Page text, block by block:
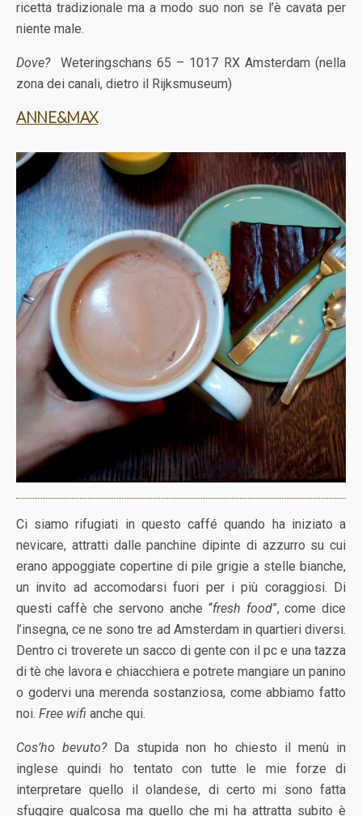
ricetta tradizionale ma a modo suo non se l’è cavata per
niente male.
Dove?
Weteringschans 65 – 1017 RX Amsterdam (nella
zona dei canali, dietro il Rijksmuseum)
ANNE&MAX
Ci siamo rifugiati in questo caffé quando ha iniziato a
nevicare, attratti dalle panchine dipinte di azzurro su cui
erano appoggiate copertine di pile grigie a stelle bianche,
un invito ad accomodarsi fuori per i più coraggiosi. Di
questi caffè che servono anche “fresh food”, come dice
l’insegna, ce ne sono tre ad Amsterdam in quartieri diversi.
Dentro ci troverete un sacco di gente con il pc e una tazza
di tè che lavora e chiacchiera e potrete mangiare un panino
o godervi una merenda sostanziosa, come abbiamo fatto
noi. Free wifi anche qui.
Cos’ho bevuto? Da stupida non ho chiesto il menù in
inglese quindi ho tentato con tutte le mie forze di
interpretare quello il olandese, di certo mi sono fatta
sfuggire qualcosa ma quello che mi ha attratta subito è